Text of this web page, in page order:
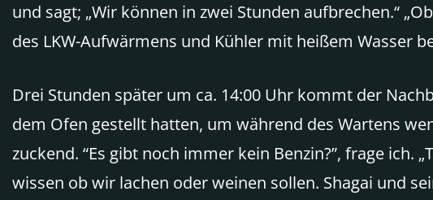
und sagt; „Wir können in zwei Stunden aufbrechen.“
des LKW-Aufwärmens und Kühler mit heißem Wasser
Drei Stunden später um ca. 14:00 Uhr kommt der
dem Ofen gestellt hatten, um während des Wartens
zuckend. “Es gibt noch immer kein Benzin?”, frage ich.
wissen ob wir lachen oder weinen sollen. Shagai und